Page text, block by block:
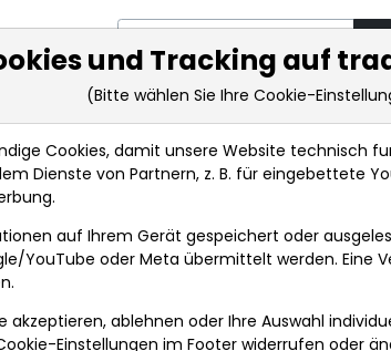
Analysen Market Tools Realtimekurse
und Tracking auf
(Bitte wählen Sie Ihre Cookie-
Cookies, damit unsere Website technisch
Dienste von Partnern, z. B. für eingebettete
auf Ihrem Gerät gespeichert oder
YouTube oder Meta übermittelt werden. Eine
akzeptieren, ablehnen oder Ihre Auswahl
Einstellungen im Footer widerrufen oder